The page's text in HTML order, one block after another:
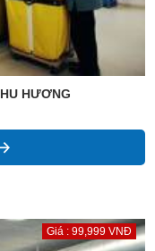
HƯƠNG
Giá : 99,999 VNĐ